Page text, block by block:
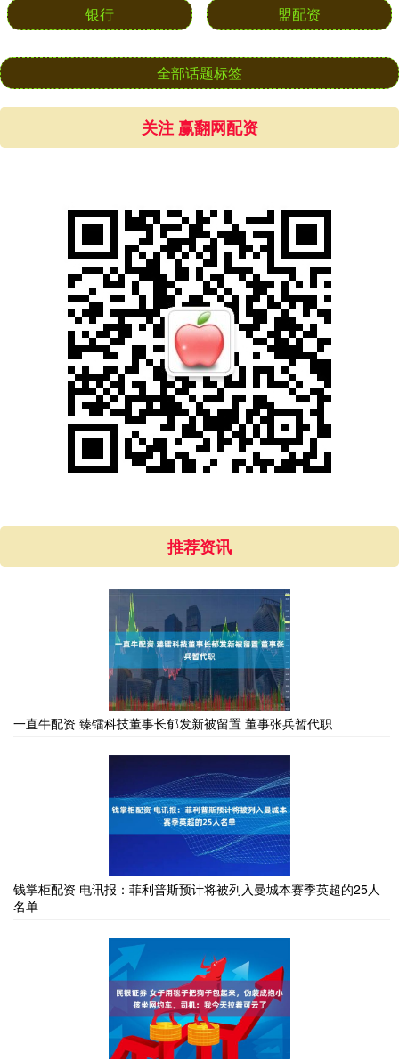
银行 盟配资
全部话题标签
关注 赢翻网配资
推荐资讯
一直牛配资 臻镭科技董事长郁发新被留置 董事张兵暂代职
钱掌柜配资 电讯报：菲利普斯预计将被列入曼城本赛季英超的25人
名单